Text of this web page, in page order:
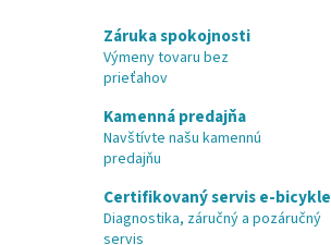
Záruka spokojnosti
Výmeny tovaru bez
prieťahov
Kamenná predajňa
Navštívte našu kamennú
predajňu
Certifikovaný servis e-bicykle
Diagnostika, záručný a pozáručný
servis